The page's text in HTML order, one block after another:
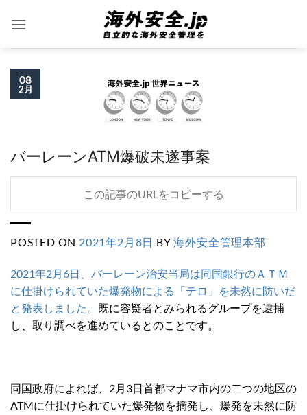
08
2月
バーレーンATM爆破未遂事案
この記事のURLをコピーする
POSTED ON 2021年2月8日 BY海外安全管理本部
2021年2月6日、バーレーン治安当局は同国銀行のＡＴＭ
に仕掛けられていた爆発物による「テロ」を未然に防いだ
と発表しました。 既に容疑者とみられるグループを逮捕
し、取り調べを進めているとのことです。
同国政府によれば、2月3日首都マナマ市内の二つの地区の
ATMに仕掛けられていた爆発物を摘発し、爆発を未然に防